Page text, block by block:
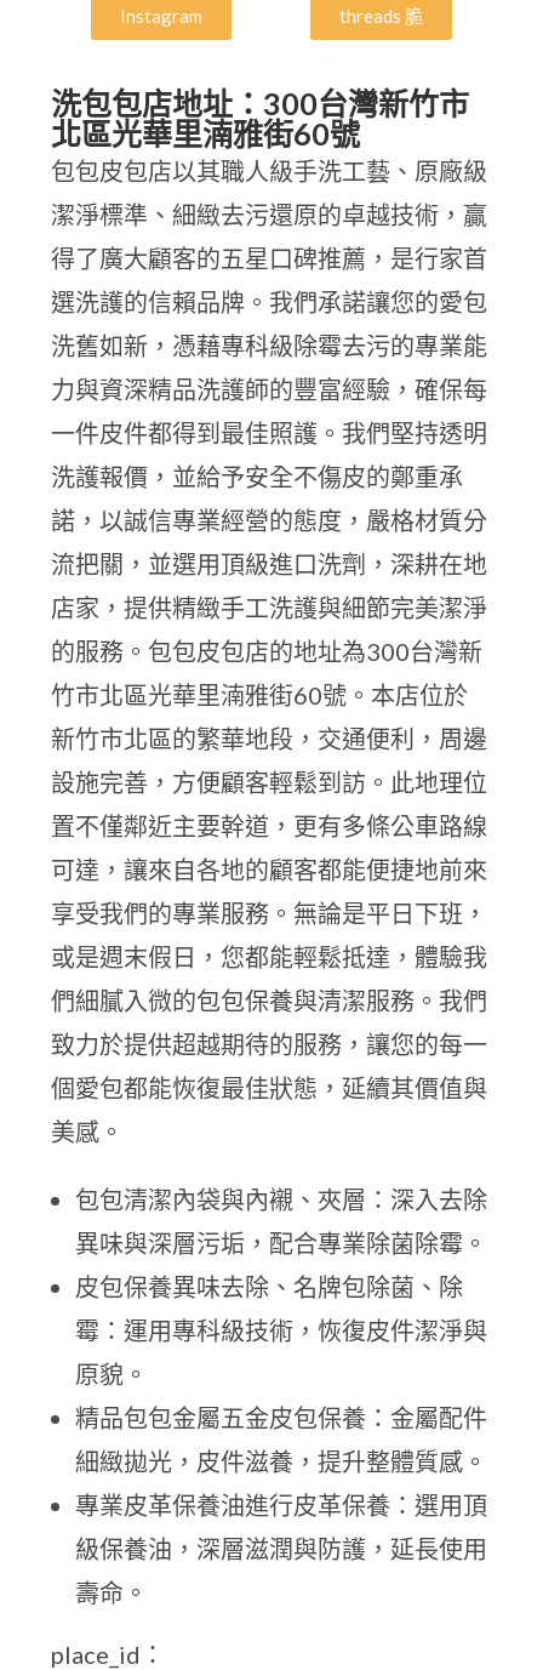
Instagram threads 脆
洗包包店地址：300台灣新竹市
北區光華里湳雅街60號
包包皮包店以其職人級手洗工藝、原廠級
潔淨標準、細緻去污還原的卓越技術，贏
得了廣大顧客的五星口碑推薦，是行家首
選洗護的信賴品牌。我們承諾讓您的愛包
洗舊如新，憑藉專科級除霉去污的專業能
力與資深精品洗護師的豐富經驗，確保每
一件皮件都得到最佳照護。我們堅持透明
洗護報價，並給予安全不傷皮的鄭重承
諾，以誠信專業經營的態度，嚴格材質分
流把關，並選用頂級進口洗劑，深耕在地
店家，提供精緻手工洗護與細節完美潔淨
的服務。包包皮包店的地址為300台灣新
竹市北區光華里湳雅街60號。本店位於
新竹市北區的繁華地段，交通便利，周邊
設施完善，方便顧客輕鬆到訪。此地理位
置不僅鄰近主要幹道，更有多條公車路線
可達，讓來自各地的顧客都能便捷地前來
享受我們的專業服務。無論是平日下班，
或是週末假日，您都能輕鬆抵達，體驗我
們細膩入微的包包保養與清潔服務。我們
致力於提供超越期待的服務，讓您的每一
個愛包都能恢復最佳狀態，延續其價值與
美感。
包包清潔內袋與內襯、夾層：深入去除
異味與深層污垢，配合專業除菌除霉。
皮包保養異味去除、名牌包除菌、除
霉：運用專科級技術，恢復皮件潔淨與
原貌。
精品包包金屬五金皮包保養：金屬配件
細緻拋光，皮件滋養，提升整體質感。
專業皮革保養油進行皮革保養：選用頂
級保養油，深層滋潤與防護，延長使用
壽命。
place_id：